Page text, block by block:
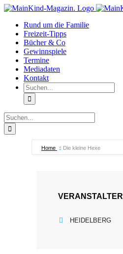
Zum
springen
Facebook
Instagram
Rund um die Familie
Freizeit-Tipps
Bücher & Co
Gewinnspiele
Termine
Mediadaten
Kontakt
Suche
nach:
Suche
nach:
Home Die kleine Hexe
VERANSTALTER
HEIDELBERG